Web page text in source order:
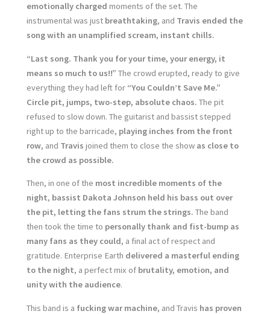
emotionally charged moments of the set. The
instrumental was just breathtaking, and Travis ended the
song with an unamplified scream, instant chills.
“Last song. Thank you for your time, your energy, it
means so much to us!!” The crowd erupted, ready to give
everything they had left for “You Couldn’t Save Me.”
Circle pit, jumps, two-step, absolute chaos. The pit
refused to slow down. The guitarist and bassist stepped
right up to the barricade, playing inches from the front
row, and Travis joined them to close the show as close to
the crowd as possible.
Then, in one of the most incredible moments of the
night, bassist Dakota Johnson held his bass out over
the pit, letting the fans strum the strings. The band
then took the time to personally thank and fist-bump as
many fans as they could, a final act of respect and
gratitude. Enterprise Earth delivered a masterful ending
to the night, a perfect mix of brutality, emotion, and
unity with the audience.
This band is a fucking war machine, and Travis has proven